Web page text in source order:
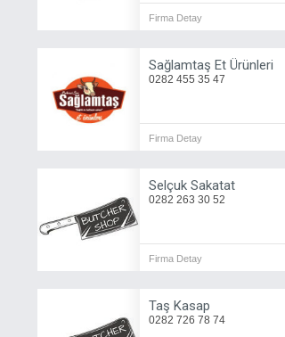
Firma Detay
Sağlamtaş Et Ürünleri
0282 455 35 47
Firma Detay
Selçuk Sakatat
0282 263 30 52
Firma Detay
Taş Kasap
0282 726 78 74